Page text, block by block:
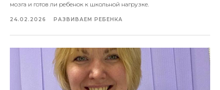
мозга и готов ли ребенок к школьной нагрузке.
24.02.2026 РАЗВИВАЕМ РЕБЕНКА